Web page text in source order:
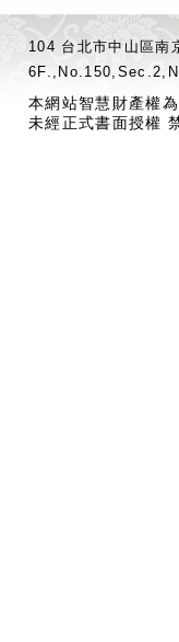
104 台北市中山區
本網站智慧財產權
未經正式書面授權